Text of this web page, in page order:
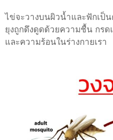
ไข่จะวางบนผิวน้ำและฟักเป็
ยุงถูกดึงดูดด้วยความชื้น กร
และความร้อนในร่างกายเรา